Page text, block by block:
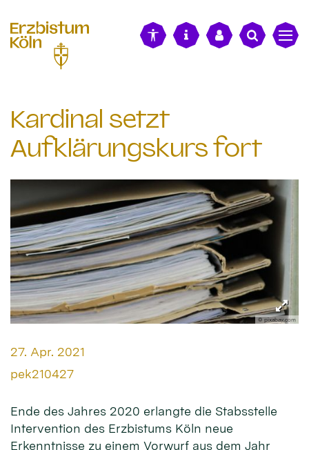
Kardinal setzt
Aufklärungskurs fort
© pixabay.com
Datum:
27. Apr. 2021
Von:
pek210427
Ende des Jahres 2020 erlangte die Stabsstelle
Intervention des Erzbistums Köln neue
Erkenntnisse zu einem Vorwurf aus dem Jahr